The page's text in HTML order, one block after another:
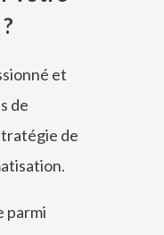
et
de
de
parmi